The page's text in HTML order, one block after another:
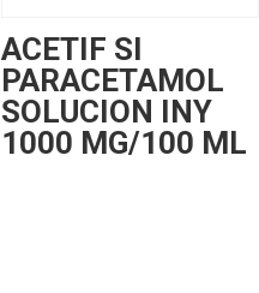
ACETIF SI
PARACETAMOL
SOLUCION INY
1000 MG/100 ML